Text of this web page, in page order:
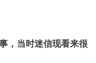
，当时迷信现看来很